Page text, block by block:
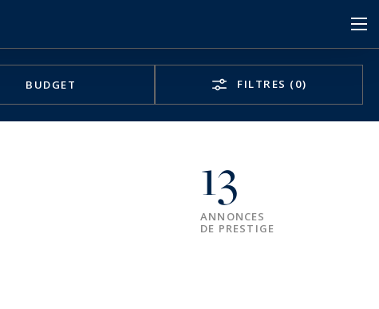
BUDGET FILTRES (0)
13
ANNONCES
DE PRESTIGE